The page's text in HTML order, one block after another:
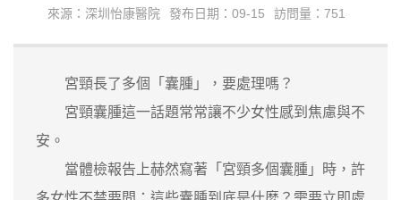
來源：深圳怡康醫院 發布日期：09-15 訪問量：751
宮頸長了多個「囊腫」，要處理嗎？
宮頸囊腫這一話題常常讓不少女性感到焦慮與不
安。
當體檢報告上赫然寫著「宮頸多個囊腫」時，許